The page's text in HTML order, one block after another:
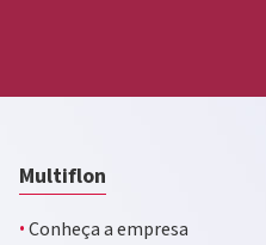
Multiflon
·Conheça a empresa